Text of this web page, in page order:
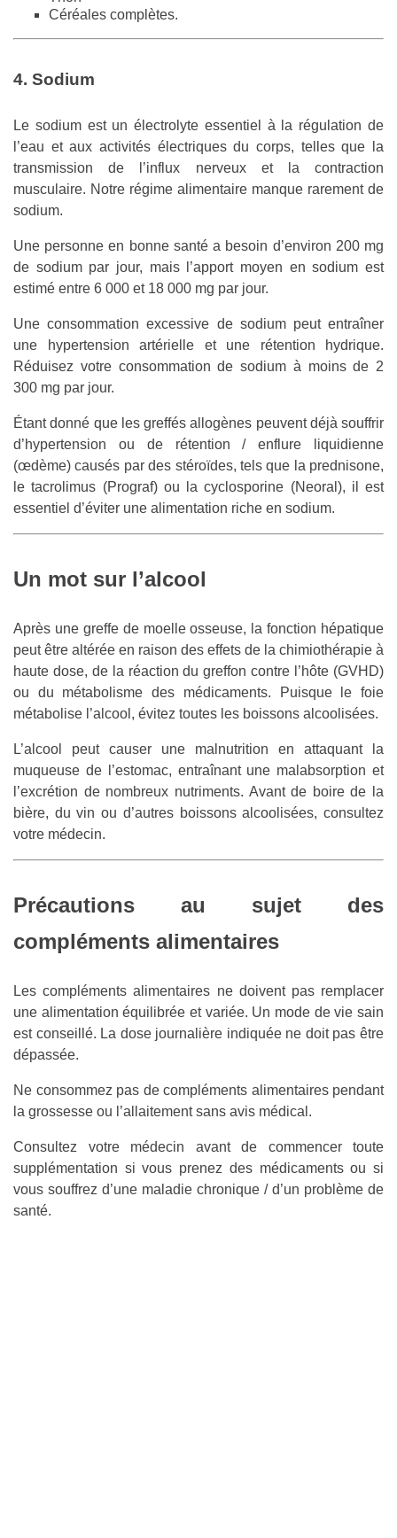
Céréales complètes.
4. Sodium
Le sodium est un électrolyte essentiel à la régulation de
l’eau et aux activités électriques du corps, telles que la
transmission de l’influx nerveux et la contraction
musculaire. Notre régime alimentaire manque rarement de
sodium.
Une personne en bonne santé a besoin d’environ 200 mg
de sodium par jour, mais l’apport moyen en sodium est
estimé entre 6 000 et 18 000 mg par jour.
Une consommation excessive de sodium peut entraîner
une hypertension artérielle et une rétention hydrique.
Réduisez votre consommation de sodium à moins de 2
300 mg par jour.
Étant donné que les greffés allogènes peuvent déjà souffrir
d’hypertension ou de rétention / enflure liquidienne
(œdème) causés par des stéroïdes, tels que la prednisone,
le tacrolimus (Prograf) ou la cyclosporine (Neoral), il est
essentiel d’éviter une alimentation riche en sodium.
Un mot sur l’alcool
Après une greffe de moelle osseuse, la fonction hépatique
peut être altérée en raison des effets de la chimiothérapie à
haute dose, de la réaction du greffon contre l’hôte (GVHD)
ou du métabolisme des médicaments. Puisque le foie
métabolise l’alcool, évitez toutes les boissons alcoolisées.
L’alcool peut causer une malnutrition en attaquant la
muqueuse de l’estomac, entraînant une malabsorption et
l’excrétion de nombreux nutriments. Avant de boire de la
bière, du vin ou d’autres boissons alcoolisées, consultez
votre médecin.
Précautions au sujet des
compléments alimentaires
Les compléments alimentaires ne doivent pas remplacer
une alimentation équilibrée et variée. Un mode de vie sain
est conseillé. La dose journalière indiquée ne doit pas être
dépassée.
Ne consommez pas de compléments alimentaires pendant
la grossesse ou l’allaitement sans avis médical.
Consultez votre médecin avant de commencer toute
supplémentation si vous prenez des médicaments ou si
vous souffrez d’une maladie chronique / d’un problème de
santé.